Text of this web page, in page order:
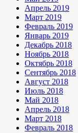
Апрель 2019
Март 2019
Февраль 2019
Январь 2019
Декабрь 2018
Ноябрь 2018
Октябрь 2018
Сентябрь 2018
Август 2018
Июль 2018
Май 2018
Апрель 2018
Март 2018
Февраль 2018